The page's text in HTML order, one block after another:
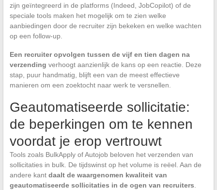
zijn geïntegreerd in de platforms (Indeed, JobCopilot) of de
speciale tools maken het mogelijk om te zien welke
aanbiedingen door de recruiter zijn bekeken en welke wachten
op een follow-up.
Een recruiter opvolgen tussen de vijf en tien dagen na
verzending verhoogt aanzienlijk de kans op een reactie. Deze
stap, puur handmatig, blijft een van de meest effectieve
manieren om een zoektocht naar werk te versnellen.
Geautomatiseerde sollicitatie:
de beperkingen om te kennen
voordat je erop vertrouwt
Tools zoals BulkApply of Autojob beloven het verzenden van
sollicitaties in bulk. De tijdswinst op het volume is reëel. Aan de
andere kant daalt de waargenomen kwaliteit van
geautomatiseerde sollicitaties in de ogen van recruiters.